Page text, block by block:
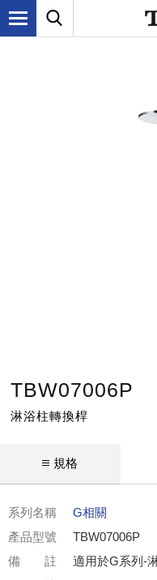
TBW07006P
淋浴柱轉換桿
規格
系列名稱
G相關
產品型號
TBW07006P
備 註
適用於G系列-